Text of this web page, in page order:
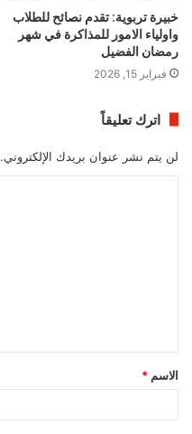
خبيرة تربوية: تقدم نصائح للطلاب
واولياء الامور للمذاكرة في شهر
رمضان الفضيل
فبراير 15, 2026
اترك تعليقاً
لن يتم نشر عنوان بريدك الإلكتروني.
ق
*
الاسم *